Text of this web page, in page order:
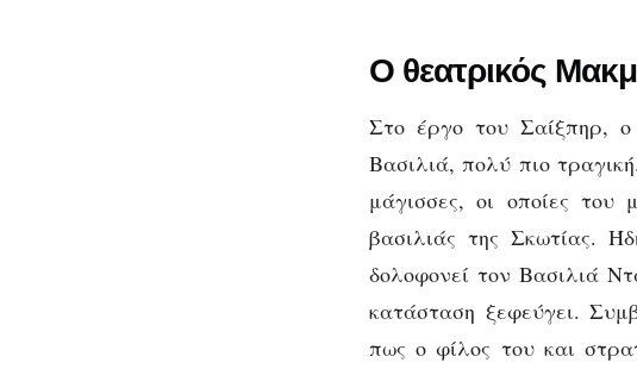
Ο θεατρικός
Στο έργο του Σαίξπηρ, ο
Βασιλιά, πολύ πιο
μάγισσες, οι οποίες
βασιλιάς της Σκωτίας.
δολοφονεί τον Βασιλιά
κατάσταση ξεφεύγει.
πως ο φίλος του και